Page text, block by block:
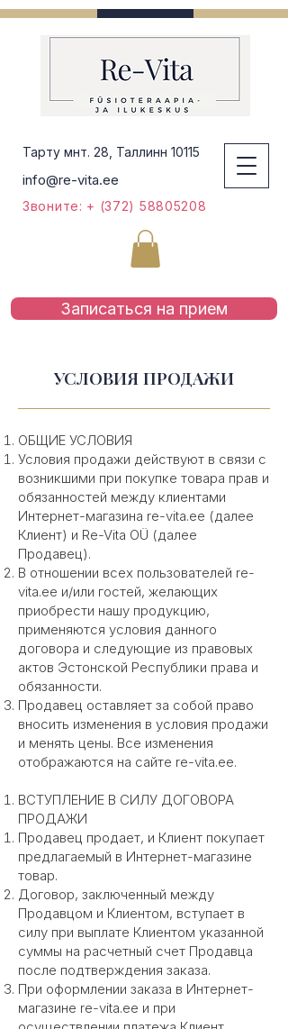
Тарту мнт. 28, Таллинн 10115
info@re-vita.ee
Звоните: + (372) 58805208
Записаться на приeм
УСЛОВИЯ ПРОДАЖИ
ОБЩИЕ УСЛОВИЯ
Условия продажи действуют в связи с
возникшими при покупке товара прав и
обязанностей между клиентами
Интернет-магазина re-vita.ee (далее
Клиент) и Re-Vita OÜ (далее
Продавец).
В отношении всех пользователей re-
vita.ee и/или гостей, желающих
приобрести нашу продукцию,
применяются условия данного
договора и следующие из правовых
актов Эстонской Республики права и
обязанности.
Продавец оставляет за собой право
вносить изменения в условия продажи
и менять цены. Все изменения
отображаются на сайте re-vita.ee.
ВСТУПЛЕНИЕ В СИЛУ ДОГОВОРА
ПРОДАЖИ
Продавец продает, и Клиент покупает
предлагаемый в Интернет-магазине
товар.
Договор, заключенный между
Продавцом и Клиентом, вступает в
силу при выплате Клиентом указанной
суммы на расчетный счет Продавца
после подтверждения заказа.
При оформлении заказа в Интернет-
магазине re-vita.ee и при